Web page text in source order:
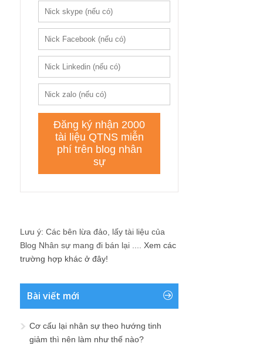
Lưu ý: Các bên lừa đảo, lấy tài liệu của
Blog Nhân sự mang đi bán lại .... Xem các
trường hợp khác ở đây!
Bài viết mới
Cơ cấu lại nhân sự theo hướng tinh
giảm thì nên làm như thế nào?